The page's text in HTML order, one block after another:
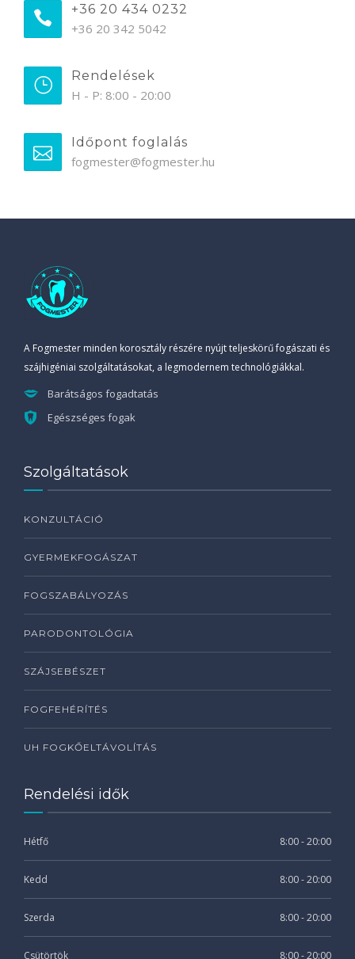
+36 20 434 0232
+36 20 342 5042
Rendelések
H - P: 8:00 - 20:00
Időpont foglalás
fogmester@fogmester.hu
A Fogmester minden korosztály részére nyújt teljeskörű fogászati és
szájhigéniai szolgáltatásokat, a legmodernem technológiákkal.
Barátságos fogadtatás
Egészséges fogak
Szolgáltatások
KONZULTÁCIÓ
GYERMEKFOGÁSZAT
FOGSZABÁLYOZÁS
PARODONTOLÓGIA
SZÁJSEBÉSZET
FOGFEHÉRÍTÉS
UH FOGKŐELTÁVOLÍTÁS
Rendelési idők
Hétfő 8:00 - 20:00
Kedd 8:00 - 20:00
Szerda 8:00 - 20:00
Csütörtök 8:00 - 20:00